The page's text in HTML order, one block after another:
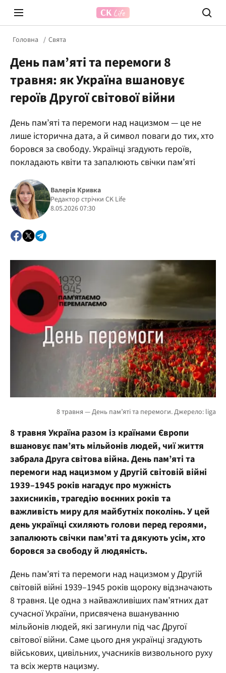
Prosecco Time
Головна Свята
День пам’яті та перемоги 8
травня: як Україна вшановує
героїв Другої світової війни
День пам’яті та перемоги над нацизмом — це не
лише історична дата, а й символ поваги до тих, хто
боровся за свободу. Українці згадують героїв,
покладають квіти та запалюють свічки пам’яті
Валерія Кривка
Редактор стрічки CK Life
8.05.2026 07:30
8 травня Україна разом із країнами Європи
вшановує пам’ять мільйонів людей, чиї життя
забрала Друга світова війна. День пам’яті та
перемоги над нацизмом у Другій світовій війні
1939–1945 років нагадує про мужність
захисників, трагедію воєнних років та
важливість миру для майбутніх поколінь. У цей
день українці схиляють голови перед героями,
запалюють свічки пам’яті та дякують усім, хто
боровся за свободу й людяність.
День пам’яті та перемоги над нацизмом у Другій
світовій війні 1939–1945 років щороку відзначають
8 травня. Це одна з найважливіших пам’ятних дат
сучасної України, присвячена вшануванню
мільйонів людей, які загинули під час Другої
світової війни. Саме цього дня українці згадують
військових, цивільних, учасників визвольного руху
та всіх жертв нацизму.